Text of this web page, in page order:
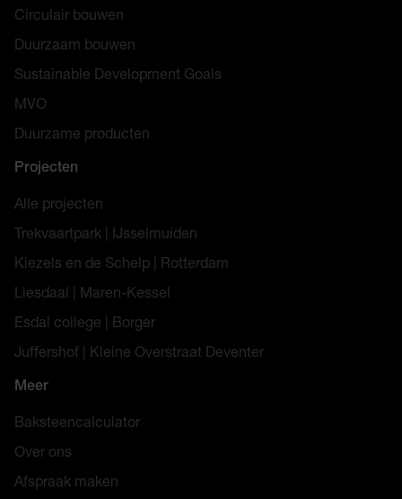
Circulair bouwen
Duurzaam bouwen
Sustainable Development Goals
MVO
Duurzame producten
Projecten
Alle projecten
Trekvaartpark | IJsselmuiden
Kiezels en de Schelp | Rotterdam
Liesdaal | Maren-Kessel
Esdal college | Borger
Juffershof | Kleine Overstraat Deventer
Meer
Baksteencalculator
Over ons
Afspraak maken